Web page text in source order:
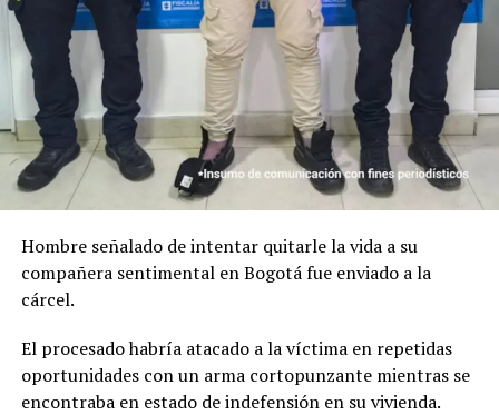
Hombre señalado de intentar quitarle la vida a su
compañera sentimental en Bogotá fue enviado a la
cárcel.
El procesado habría atacado a la víctima en repetidas
oportunidades con un arma cortopunzante mientras se
encontraba en estado de indefensión en su vivienda.